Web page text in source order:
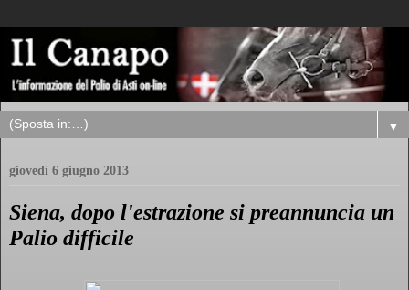
▼
giovedì 6 giugno 2013
Siena, dopo l'estrazione si preannuncia un
Palio difficile